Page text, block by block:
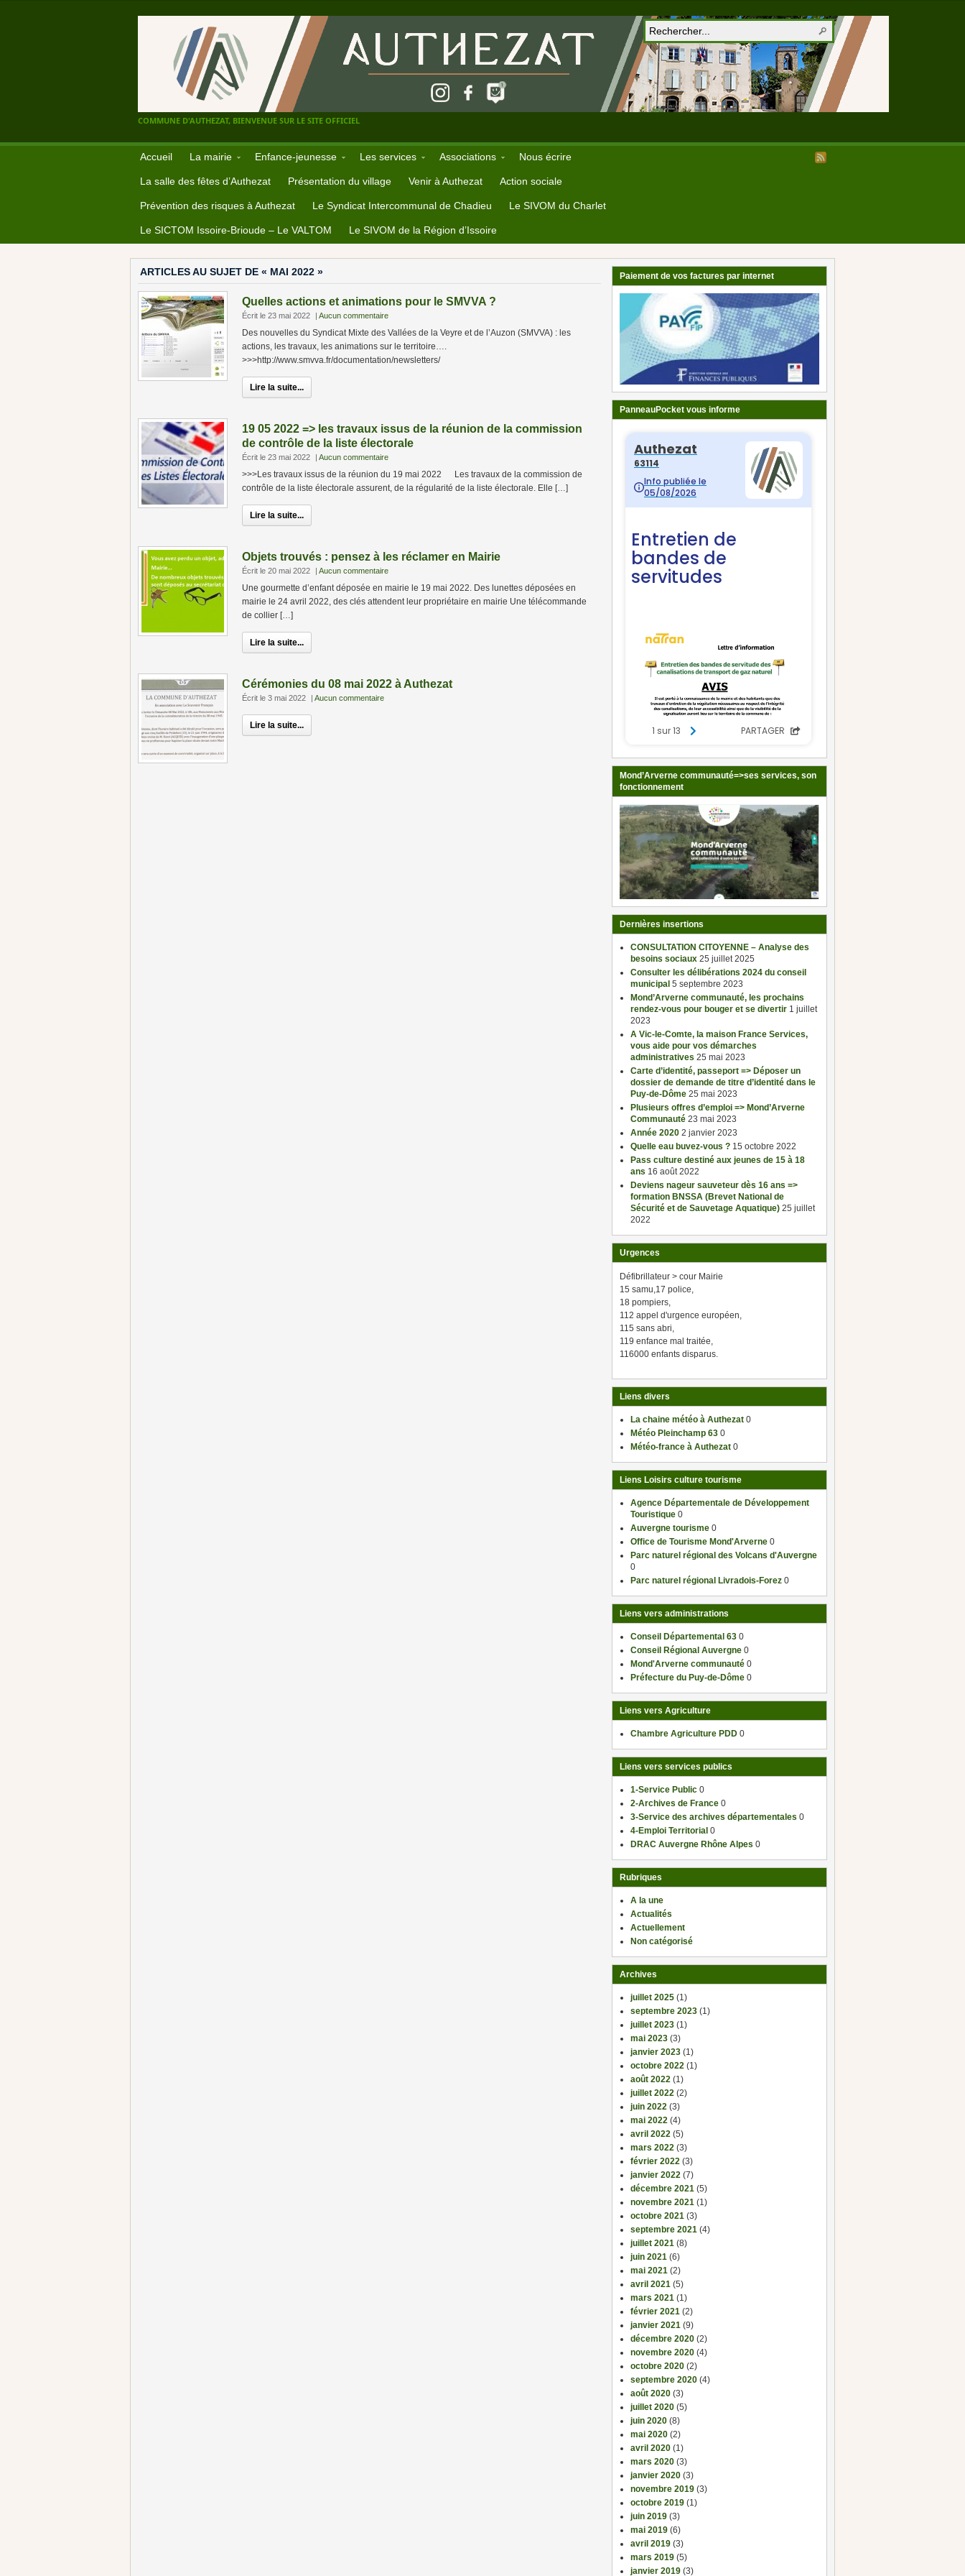
COMMUNE D'AUTHEZAT, BIENVENUE SUR LE SITE OFFICIEL
Accueil La mairie Enfance-jeunesse Les services Associations Nous écrire
La salle des fêtes d’Authezat Présentation du village Venir à Authezat Action sociale
Prévention des risques à Authezat Le Syndicat Intercommunal de Chadieu Le SIVOM du Charlet
Le SICTOM Issoire-Brioude – Le VALTOM Le SIVOM de la Région d’Issoire
ARTICLES AU SUJET DE « MAI 2022 »
Quelles actions et animations pour le SMVVA ?
Écrit le 23 mai 2022 | Aucun commentaire
Des nouvelles du Syndicat Mixte des Vallées de la Veyre et de l’Auzon (SMVVA) : les
actions, les travaux, les animations sur le territoire….
>>>http://www.smvva.fr/documentation/newsletters/
Lire la suite...
19 05 2022 => les travaux issus de la réunion de la commission
de contrôle de la liste électorale
Écrit le 23 mai 2022 | Aucun commentaire
>>>Les travaux issus de la réunion du 19 mai 2022 Les travaux de la commission de
contrôle de la liste électorale assurent, de la régularité de la liste électorale. Elle […]
Lire la suite...
Objets trouvés : pensez à les réclamer en Mairie
Écrit le 20 mai 2022 | Aucun commentaire
Une gourmette d’enfant déposée en mairie le 19 mai 2022. Des lunettes déposées en
mairie le 24 avril 2022, des clés attendent leur propriétaire en mairie Une télécommande
de collier […]
Lire la suite...
Cérémonies du 08 mai 2022 à Authezat
Écrit le 3 mai 2022 | Aucun commentaire
Lire la suite...
Paiement de vos factures par internet
PanneauPocket vous informe
Mond’Arverne communauté=>ses services, son
fonctionnement
Dernières insertions
CONSULTATION CITOYENNE – Analyse des
besoins sociaux 25 juillet 2025
Consulter les délibérations 2024 du conseil
municipal 5 septembre 2023
Mond’Arverne communauté, les prochains
rendez-vous pour bouger et se divertir 1 juillet
2023
A Vic-le-Comte, la maison France Services,
vous aide pour vos démarches
administratives 25 mai 2023
Carte d’identité, passeport => Déposer un
dossier de demande de titre d’identité dans le
Puy-de-Dôme 25 mai 2023
Plusieurs offres d’emploi => Mond’Arverne
Communauté 23 mai 2023
Année 2020 2 janvier 2023
Quelle eau buvez-vous ? 15 octobre 2022
Pass culture destiné aux jeunes de 15 à 18
ans 16 août 2022
Deviens nageur sauveteur dès 16 ans =>
formation BNSSA (Brevet National de
Sécurité et de Sauvetage Aquatique) 25 juillet
2022
Urgences
Défibrillateur > cour Mairie
15 samu,17 police,
18 pompiers,
112 appel d'urgence européen,
115 sans abri,
119 enfance mal traitée,
116000 enfants disparus.
Liens divers
La chaine météo à Authezat 0
Météo Pleinchamp 63 0
Météo-france à Authezat 0
Liens Loisirs culture tourisme
Agence Départementale de Développement
Touristique 0
Auvergne tourisme 0
Office de Tourisme Mond'Arverne 0
Parc naturel régional des Volcans d'Auvergne
0
Parc naturel régional Livradois-Forez 0
Liens vers administrations
Conseil Départemental 63 0
Conseil Régional Auvergne 0
Mond'Arverne communauté 0
Préfecture du Puy-de-Dôme 0
Liens vers Agriculture
Chambre Agriculture PDD 0
Liens vers services publics
1-Service Public 0
2-Archives de France 0
3-Service des archives départementales 0
4-Emploi Territorial 0
DRAC Auvergne Rhône Alpes 0
Rubriques
A la une
Actualités
Actuellement
Non catégorisé
Archives
juillet 2025 (1)
septembre 2023 (1)
juillet 2023 (1)
mai 2023 (3)
janvier 2023 (1)
octobre 2022 (1)
août 2022 (1)
juillet 2022 (2)
juin 2022 (3)
mai 2022 (4)
avril 2022 (5)
mars 2022 (3)
février 2022 (3)
janvier 2022 (7)
décembre 2021 (5)
novembre 2021 (1)
octobre 2021 (3)
septembre 2021 (4)
juillet 2021 (8)
juin 2021 (6)
mai 2021 (2)
avril 2021 (5)
mars 2021 (1)
février 2021 (2)
janvier 2021 (9)
décembre 2020 (2)
novembre 2020 (4)
octobre 2020 (2)
septembre 2020 (4)
août 2020 (3)
juillet 2020 (5)
juin 2020 (8)
mai 2020 (2)
avril 2020 (1)
mars 2020 (3)
janvier 2020 (3)
novembre 2019 (3)
octobre 2019 (1)
juin 2019 (3)
mai 2019 (6)
avril 2019 (3)
mars 2019 (5)
janvier 2019 (3)